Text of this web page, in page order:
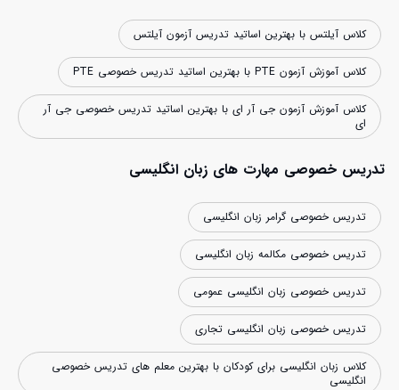
کلاس آیلتس با بهترین اساتید تدریس آزمون آیلتس
کلاس آموزش آزمون PTE با بهترین اساتید تدریس خصوصی PTE
کلاس آموزش آزمون جی آر ای با بهترین اساتید تدریس خصوصی جی آر
ای
تدریس خصوصی مهارت های زبان انگلیسی
تدریس خصوصی گرامر زبان انگلیسی
تدریس خصوصی مکالمه زبان انگلیسی
تدریس خصوصی زبان انگلیسی عمومی
تدریس خصوصی زبان انگلیسی تجاری
کلاس زبان انگلیسی برای کودکان با بهترین معلم های تدریس خصوصی
انگلیسی